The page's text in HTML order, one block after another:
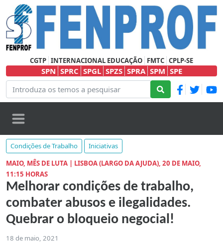
CGTP INTERNACIONAL EDUCAÇÃO FMTC CPLP-SE
SPN SPRC SPGL SPZS SPRA SPM SPE
Condições de Trabalho
Iniciativas
MAIO, MÊS DE LUTA | LISBOA (LARGO DA AJUDA), 20 DE MAIO,
11:15 HORAS
Melhorar condições de trabalho,
combater abusos e ilegalidades.
Quebrar o bloqueio negocial!
18 de maio, 2021